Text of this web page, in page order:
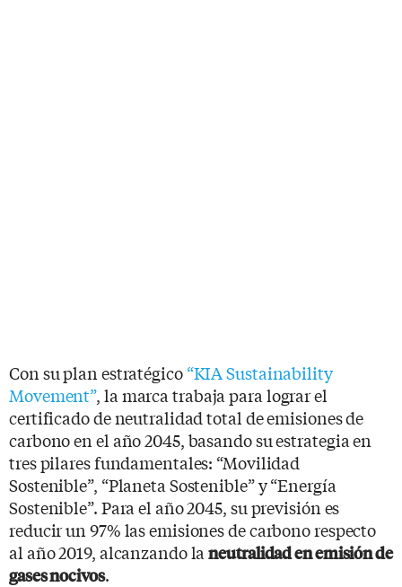
Con su plan estratégico“KIA Sustainability
Movement”, la marca trabaja para lograr el
certificado de neutralidad total de emisiones de
carbono en el año 2045, basando su estrategia en
tres pilares fundamentales: “Movilidad
Sostenible”, “Planeta Sostenible” y “Energía
Sostenible”. Para el año 2045, su previsión es
reducir un 97% las emisiones de carbono respecto
al año 2019, alcanzando laneutralidad en emisión de
gases nocivos.